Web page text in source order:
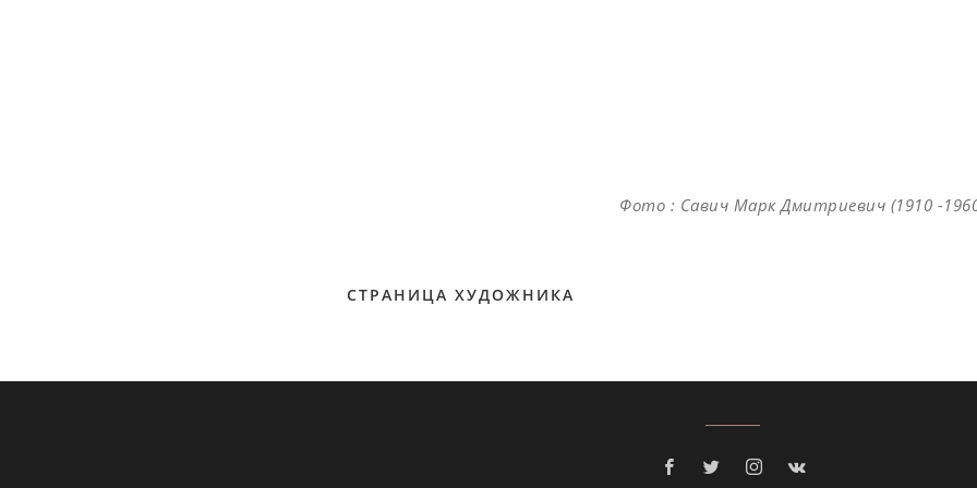
Фото : Савич Марк Дмитриевич (1910 -
СТРАНИЦА ХУДОЖНИКА